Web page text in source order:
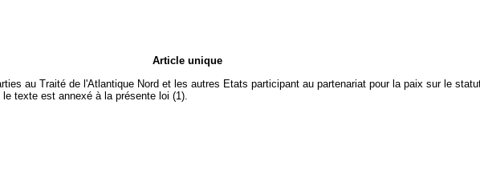
Article unique
au Traité de l'Atlantique Nord et les autres Etats participant au partenariat pour la paix sur le
texte est annexé à la présente loi (1).